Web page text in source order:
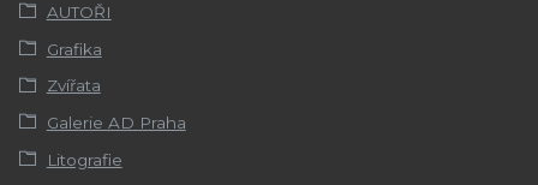
AUTOŘI
Grafika
Zvířata
Galerie AD Praha
Litografie